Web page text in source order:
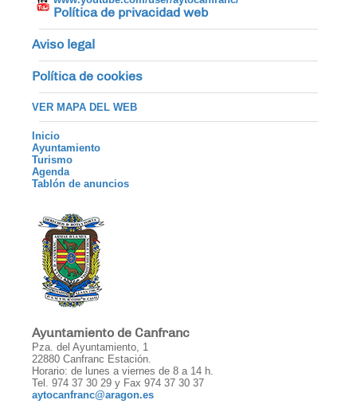
Política de privacidad web
Aviso legal
Política de cookies
VER MAPA DEL WEB
Inicio
Ayuntamiento
Turismo
Agenda
Tablón de anuncios
Ayuntamiento de Canfranc
Pza. del Ayuntamiento, 1
22880 Canfranc Estación.
Horario: de lunes a viernes de 8 a 14 h.
Tel. 974 37 30 29 y Fax 974 37 30 37
aytocanfranc@aragon.es